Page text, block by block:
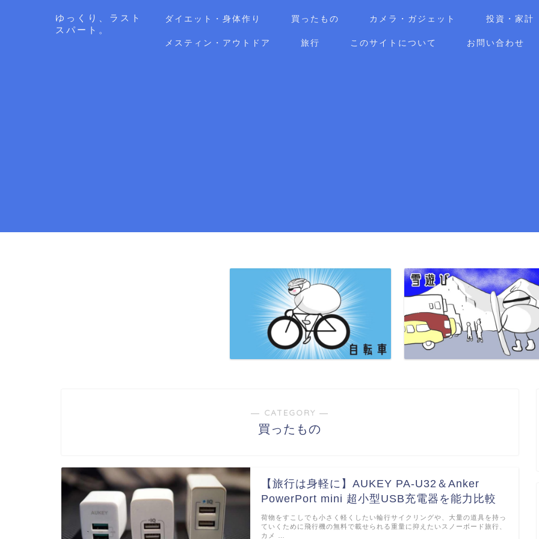
ゆっくり、ラスト
スパート。
ダイエット・身体作り 買ったもの カメラ・ガジェット 投資・家計
メスティン・アウトドア 旅行 このサイトについて お問い合わせ
― CATEGORY ―
買ったもの
【旅行は身軽に】AUKEY PA-U32＆Anker
PowerPort mini 超小型USB充電器を能力比較
荷物をすこしでも小さく軽くしたい輪行サイクリングや、大量の道具を持っ
ていくために飛行機の無料で載せられる重量に抑えたいスノーボード旅行、
カメ …